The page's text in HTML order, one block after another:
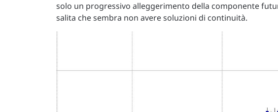
solo un progressivo alleggerimento della componente
salita che sembra non avere soluzioni di continuità.